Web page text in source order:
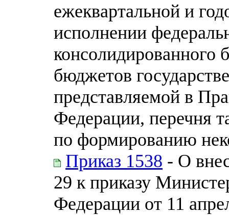
ежеквартальной и
исполнении
консолидированного
бюджетов
представляемой в
Федерации, перечня
по формированию
Приказ 1538 - О
29 к приказу
Федерации от 11